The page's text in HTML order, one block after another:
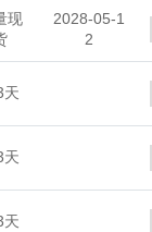
现
2028-05-1
2
天
天
天